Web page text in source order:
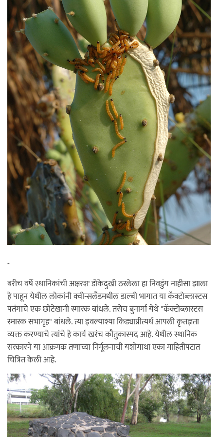
-
बरीच वर्षे स्थानिकांची अक्षरशः डोकेदुखी ठरलेला हा निवडुंग नाहीसा झाला
हे पाहून येथील लोकांनी क्वीन्सलँडमधील डाल्बी भागात या कॅक्टोब्लास्टस
पतंगाचे एक छोटेखानी स्मारक बांधले. तसेच बुनार्गा येथे "कॅक्टोब्लास्टस
स्मारक सभागृह" बांधले. त्या इवल्याश्या किड्याप्रीत्यर्थ आपली कृतज्ञता
व्यक्त करण्याचे त्यांचे हे कार्य खरंच कौतुकास्पद आहे. येथील स्थानिक
सरकारने या आक्रमक तणाच्या निर्मूलनाची यशोगाथा एका माहितीपटात
चित्रित केली आहे.